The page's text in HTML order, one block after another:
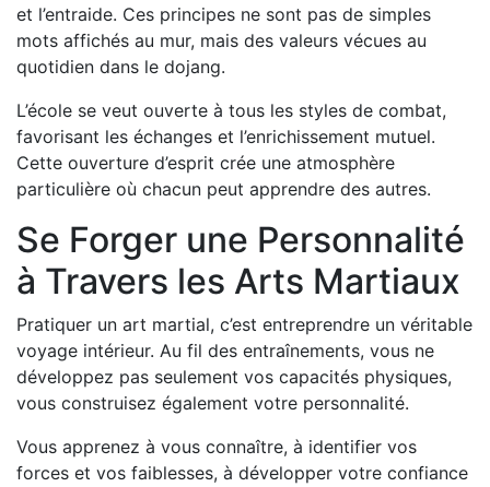
et l’entraide. Ces principes ne sont pas de simples
mots affichés au mur, mais des valeurs vécues au
quotidien dans le dojang.
L’école se veut ouverte à tous les styles de combat,
favorisant les échanges et l’enrichissement mutuel.
Cette ouverture d’esprit crée une atmosphère
particulière où chacun peut apprendre des autres.
Se Forger une Personnalité
à Travers les Arts Martiaux
Pratiquer un art martial, c’est entreprendre un véritable
voyage intérieur. Au fil des entraînements, vous ne
développez pas seulement vos capacités physiques,
vous construisez également votre personnalité.
Vous apprenez à vous connaître, à identifier vos
forces et vos faiblesses, à développer votre confiance